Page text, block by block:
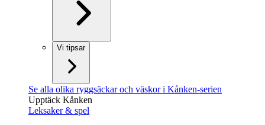
Vi tipsar
Se alla olika ryggsäckar och väskor i Kånken-serien
Upptäck Kånken
Leksaker & spel